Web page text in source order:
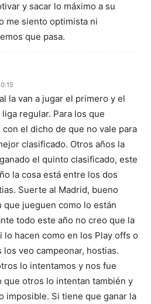
y sacar lo máximo a su
me siento optimista ni
que pasa.
la van a jugar el primero y el
regular. Para los que
el dicho de que no vale para
clasificado. Otros años la
el quinto clasificado, este
la cosa está entre los dos
Suerte al Madrid, bueno
que jueguen como lo están
todo este año no creo que la
lo hacen como en los Play offs o
veo campeonar, hostias.
lo intentamos y nos fue
que otros lo intentan también y
imposible. Si tiene que ganar la